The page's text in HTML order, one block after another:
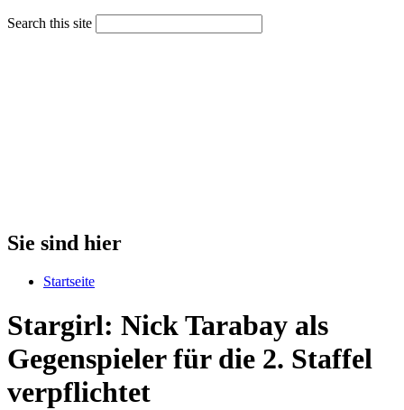
Search this site
Sie sind hier
Startseite
Stargirl: Nick Tarabay als
Gegenspieler für die 2. Staffel
verpflichtet